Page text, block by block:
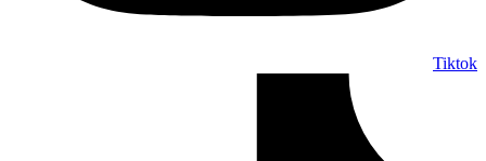
Tiktok